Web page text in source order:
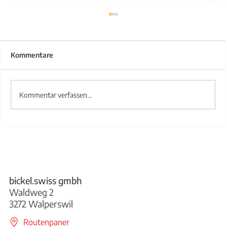
Treppengeländer aus Stahl
Kommentare
Kommentar verfassen...
bickel.swiss gmbh
Waldweg 2
3272 Walperswil
Routenpaner